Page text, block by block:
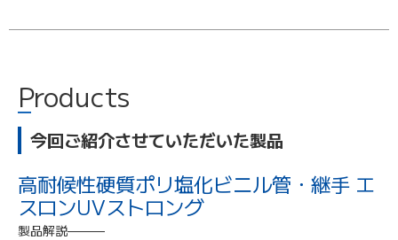
Products
今回ご紹介させていただいた製品
高耐候性硬質ポリ塩化ビニル管・継手 エ
スロンUVストロング
製品解説———